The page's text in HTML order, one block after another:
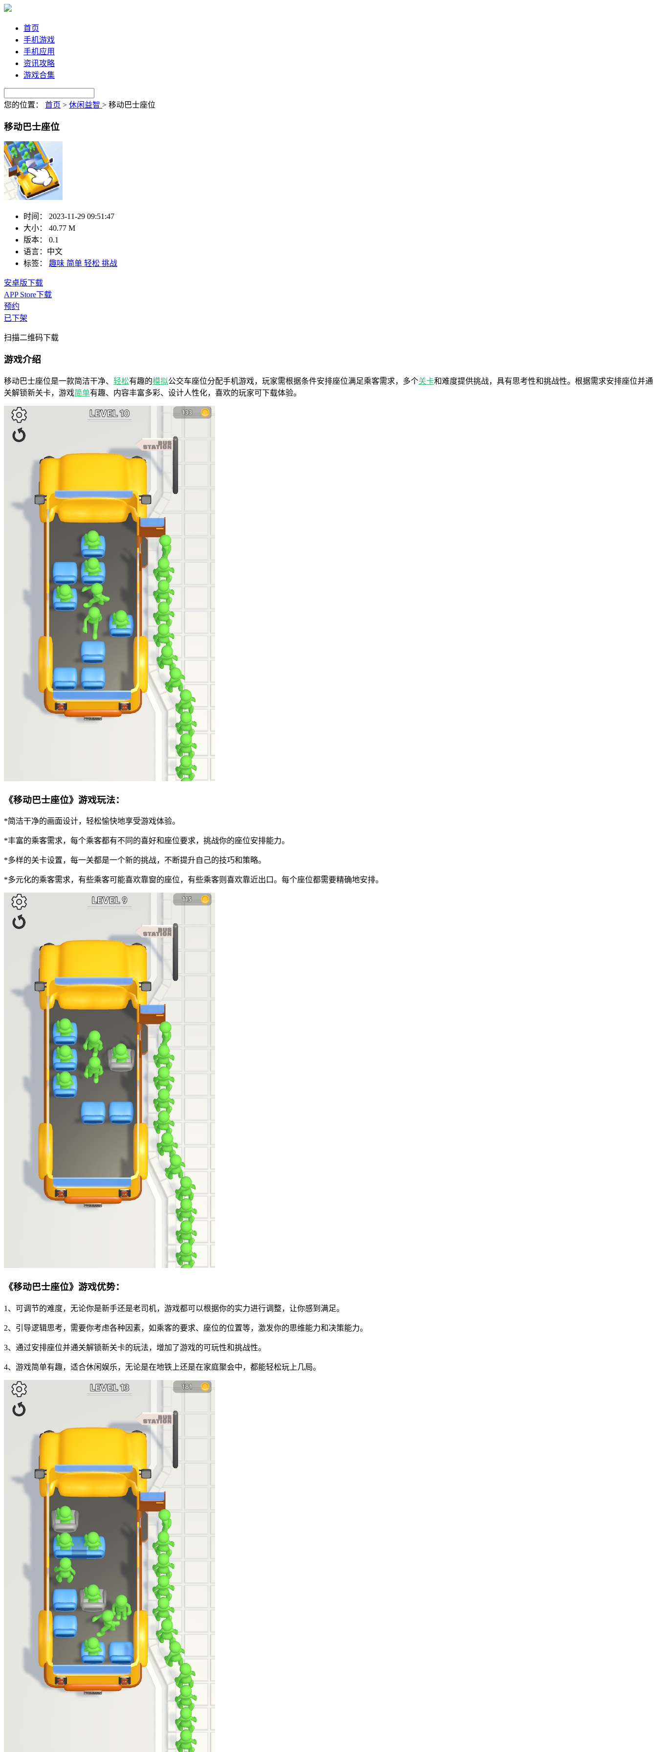
首页
手机游戏
手机应用
资讯攻略
游戏合集
您的位置： 首页 > 休闲益智 > 移动巴士座位
移动巴士座位
时间：
2023-11-29 09:51:47
大小：
40.77 M
版本：
0.1
语言： 中文
标签：
趣味 简单 轻松 挑战
安卓版下载
APP Store下载
预约
已下架
扫描二维码下载
游戏介绍
移动巴士座位是一款简洁干净、 轻松有趣的模拟公交车座位分配手机游戏，玩家需根据条件安排座位满足乘客需求，多个关卡和难度提供挑战，具有思考性和挑战性。根据需求安排座位并通
关解锁新关卡，游戏简单有趣、内容丰富多彩、设计人性化，喜欢的玩家可下载体验。
《移动巴士座位》游戏玩法：
*简洁干净的画面设计，轻松愉快地享受游戏体验。
*丰富的乘客需求，每个乘客都有不同的喜好和座位要求，挑战你的座位安排能力。
*多样的关卡设置，每一关都是一个新的挑战，不断提升自己的技巧和策略。
*多元化的乘客需求，有些乘客可能喜欢靠窗的座位，有些乘客则喜欢靠近出口。每个座位都需要精确地安排。
《移动巴士座位》游戏优势：
1、可调节的难度，无论你是新手还是老司机，游戏都可以根据你的实力进行调整，让你感到满足。
2、引导逻辑思考，需要你考虑各种因素，如乘客的要求、座位的位置等，激发你的思维能力和决策能力。
3、通过安排座位并通关解锁新关卡的玩法，增加了游戏的可玩性和挑战性。
4、游戏简单有趣，适合休闲娱乐，无论是在地铁上还是在家庭聚会中，都能轻松玩上几局。